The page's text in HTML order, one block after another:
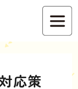
応策